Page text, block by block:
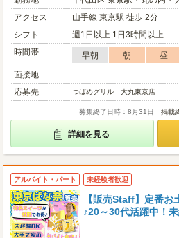
アクセス
山手線 東京駅 徒歩 2分
シフト
週1日以上 1日3時間以上
時間帯
早朝 朝 昼
面接地
応募先
つばめグリル 大丸東京店
募集終了日時：8月31日 掲載
詳細を見る
アルバイト・パート 未経験者歓迎
【販売Staff】定番
♪20～30代活躍中！